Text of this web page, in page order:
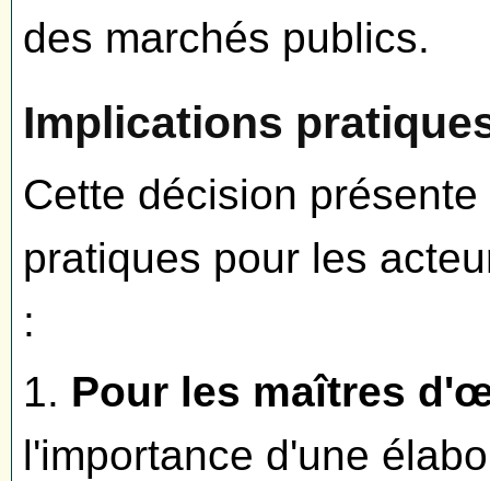
des marchés publics.
Implications
Cette décision
pratiques pour les
:
1. Pour les maîtres
l'importance d'une